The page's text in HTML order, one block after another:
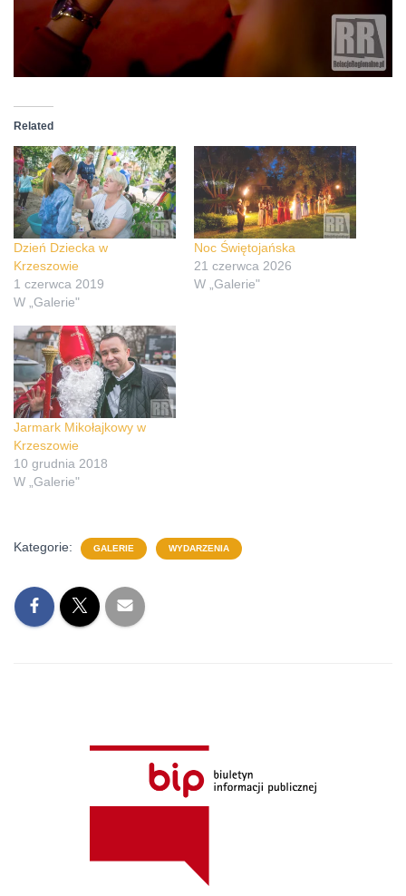
Related
Dzień Dziecka w
Krzeszowie
1 czerwca 2019
W „Galerie"
Noc Świętojańska
21 czerwca 2026
W „Galerie"
Jarmark Mikołajkowy w
Krzeszowie
10 grudnia 2018
W „Galerie"
Kategorie: GALERIE WYDARZENIA